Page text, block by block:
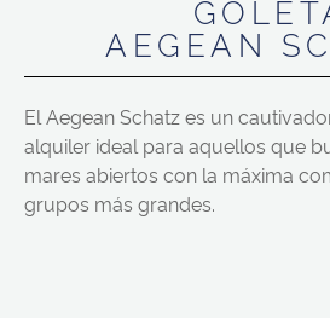
AEGEAN
El Aegean Schatz es un
alquiler ideal para aquellos que
mares abiertos con la máxima
grupos más grandes.